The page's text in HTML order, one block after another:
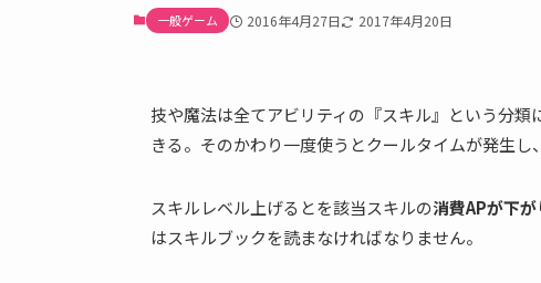
一般ゲーム 2016年4月27日 2017年4月20日
技や魔法は全てアビリティの『スキル』という分
きる。そのかわり一度使うとクールタイムが発生し
スキルレベル上げるとを該当スキルの消費APが下
はスキルブックを読まなければなりません。